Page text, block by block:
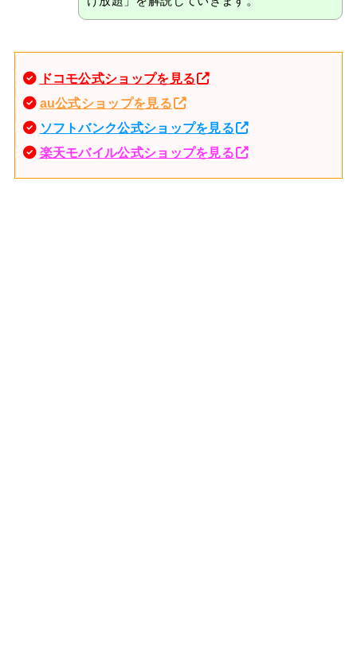
ドコモ公式ショップを見る
au公式ショップを見る
ソフトバンク公式ショップを見る
楽天モバイル公式ショップを見る